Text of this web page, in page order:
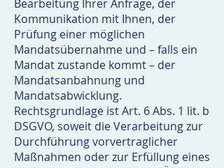
Bearbeitung Ihrer Anfrage, der
Kommunikation mit Ihnen, der
Prüfung einer möglichen
Mandatsübernahme und – falls ein
Mandat zustande kommt – der
Mandatsanbahnung und
Mandatsabwicklung.
Rechtsgrundlage ist Art. 6 Abs. 1 lit. b
DSGVO, soweit die Verarbeitung zur
Durchführung vorvertraglicher
Maßnahmen oder zur Erfüllung eines